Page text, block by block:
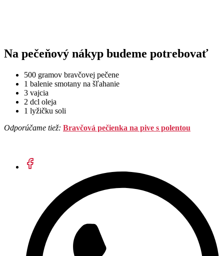
Na pečeňový nákyp budeme potrebovať
500 gramov bravčovej pečene
1 balenie smotany na šľahanie
3 vajcia
2 dcl oleja
1 lyžičku soli
Odporúčame tiež: Bravčová pečienka na pive s polentou